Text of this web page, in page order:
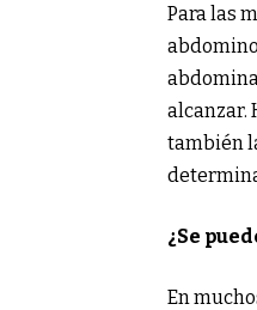
Para las
alcanzar.
también
¿Se
En